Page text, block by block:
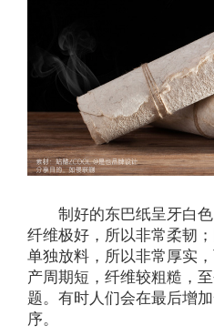
制好的东巴纸呈牙白
纤维极好，所以非常柔韧
单独放料，所以非常厚实
产周期短，纤维较粗糙，
题。有时人们会在最后增
序。